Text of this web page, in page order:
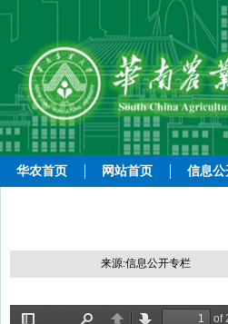
华农首页 网站首页 信息
来源:信息公开专栏